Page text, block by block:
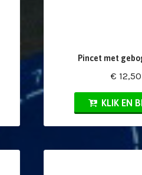
Pincet met
€ 12,50
KLIK EN